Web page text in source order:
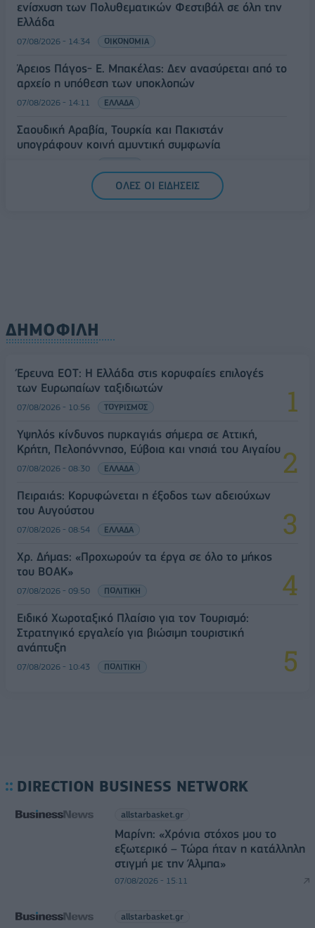
ενίσχυση των Πολυθεματικών Φεστιβάλ σε όλη την
Ελλάδα
07/08/2026 - 14:34 ΟΙΚΟΝΟΜΙΑ
Άρειος Πάγος- Ε. Μπακέλας: Δεν ανασύρεται από το
αρχείο η υπόθεση των υποκλοπών
07/08/2026 - 14:11 ΕΛΛΑΔΑ
Σαουδική Αραβία, Τουρκία και Πακιστάν
υπογράφουν κοινή αμυντική συμφωνία
ΟΛΕΣ ΟΙ ΕΙΔΗΣΕΙΣ
ΔΗΜΟΦΙΛΗ
Έρευνα ΕΟΤ: Η Ελλάδα στις κορυφαίες επιλογές
των Ευρωπαίων ταξιδιωτών
07/08/2026 - 10:56 ΤΟΥΡΙΣΜΟΣ
Υψηλός κίνδυνος πυρκαγιάς σήμερα σε Αττική,
Κρήτη, Πελοπόννησο, Εύβοια και νησιά του Αιγαίου
07/08/2026 - 08:30 ΕΛΛΑΔΑ
Πειραιάς: Κορυφώνεται η έξοδος των αδειούχων
του Αυγούστου
07/08/2026 - 08:54 ΕΛΛΑΔΑ
Χρ. Δήμας: «Προχωρούν τα έργα σε όλο το μήκος
του ΒΟΑΚ»
07/08/2026 - 09:50 ΠΟΛΙΤΙΚΗ
Ειδικό Χωροταξικό Πλαίσιο για τον Τουρισμό:
Στρατηγικό εργαλείο για βιώσιμη τουριστική
ανάπτυξη
07/08/2026 - 10:43 ΠΟΛΙΤΙΚΗ
DIRECTION BUSINESS NETWORK
allstarbasket.gr
Μαρίνη: «Χρόνια στόχος μου το
εξωτερικό – Τώρα ήταν η κατάλληλη
στιγμή με την Άλμπα»
07/08/2026 - 15:11
allstarbasket.gr